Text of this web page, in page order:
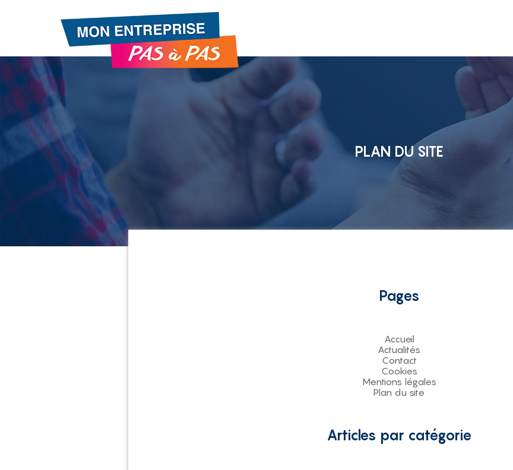
PLAN DU SITE
Pages
Accueil
Actualités
Contact
Cookies
Mentions légales
Plan du site
Articles par catégorie